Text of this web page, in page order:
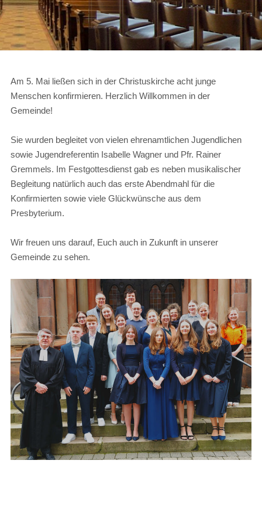
Am 5. Mai ließen sich in der Christuskirche acht junge
Menschen konfirmieren. Herzlich Willkommen in der
Gemeinde!
Sie wurden begleitet von vielen ehrenamtlichen Jugendlichen
sowie Jugendreferentin Isabelle Wagner und Pfr. Rainer
Gremmels. Im Festgottesdienst gab es neben musikalischer
Begleitung natürlich auch das erste Abendmahl für die
Konfirmierten sowie viele Glückwünsche aus dem
Presbyterium.
Wir freuen uns darauf, Euch auch in Zukunft in unserer
Gemeinde zu sehen.